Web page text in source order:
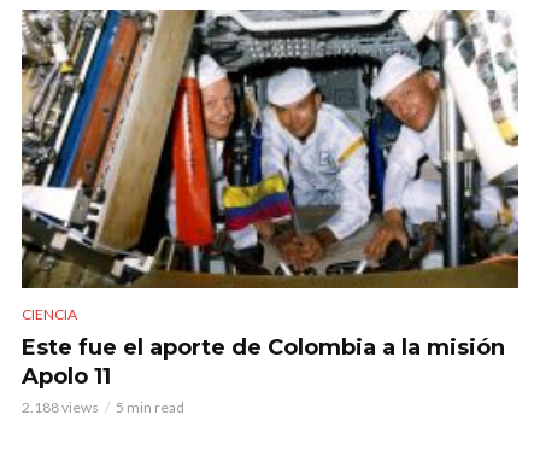
CIENCIA
Este fue el aporte de Colombia a la misión
Apolo 11
2.188 views 5 min read